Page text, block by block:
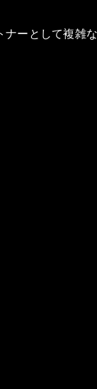
ナーとして複雑